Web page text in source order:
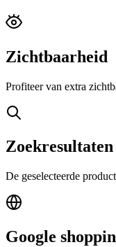
Zichtbaarheid
Profiteer van extra
Zoekresultaten
De geselecteerde
Google